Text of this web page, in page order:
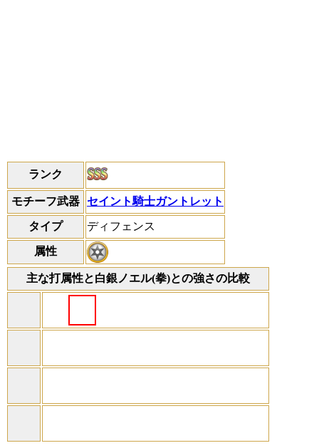
ランク
モチーフ武器 セイント騎士ガントレット
タイプ ディフェンス
属性
主な打属性と白銀ノエル(拳)との強さの比較